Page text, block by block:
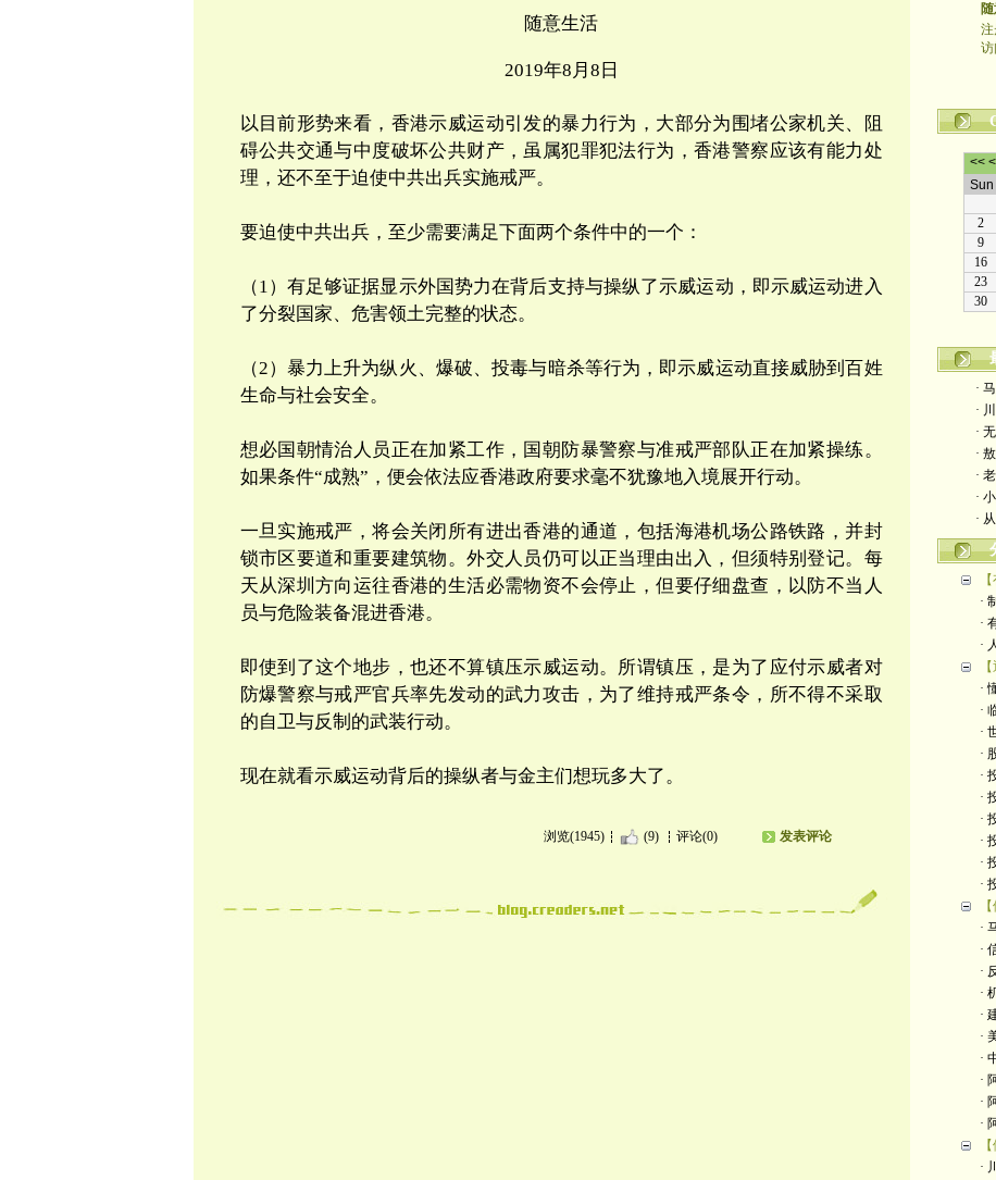
随意生活
2019年8 月 8 日
以目前形势来看，香港示威运动引发的暴力行为，大部分为围堵公家机关、阻
碍公共交通与中度破坏公共财产，虽属犯罪犯法行为，香港警察应该有能力处
理，还不至于迫使中共出兵实施戒严。
要迫使中共出兵，至少需要满足下面两个条件中的一个：
（1）有足够证据显示外国势力在背后支持与操纵了示威运动，即示威运动进入
了分裂国家、危害领土完整的状态。
（2）暴力上升为纵火、爆破、投毒与暗杀等行为，即示威运动直接威胁到百姓
生命与社会安全。
想必国朝情治人员正在加紧工作，国朝防暴警察与准戒严部队正在加紧操练。
如果条件“成熟” ，便会依法应香港政府要求毫不犹豫地入境展开行动。
一旦实施戒严，将会关闭所有进出香港的通道，包括海港机场公路铁路，并封
锁市区要道和重要建筑物。外交人员仍可以正当理由出入，但须特别登记。每
天从深圳方向运往香港的生活必需物资不会停止，但要仔细盘查，以防不当人
员与危险装备混进香港。
即使到了这个地步，也还不算镇压示威运动。所谓镇压，是为了应付示威者对
防爆警察与戒严官兵率先发动的武力攻击，为了维持戒严条令，所不得不采取
的自卫与反制的武装行动。
现在就看示威运动背后的操纵者与金主们想玩多大了。
浏览(1945) (9) 评论(0) 发表评论
注
访
·
·
·
·
·
·
·
·
·
·
·
·
·
·
·
·
·
·
·
·
·
·
·
·
·
·
·
·
·
·
·